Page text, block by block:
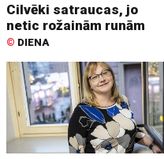
Cilvēki satraucas, jo
netic rožainām runām
© DIENA